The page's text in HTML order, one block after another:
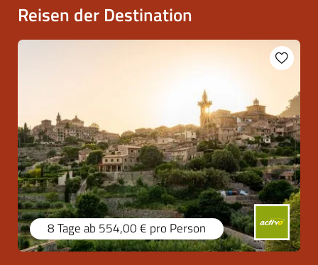
Reisen der Destination
8 Tageab 554,00 € pro Person